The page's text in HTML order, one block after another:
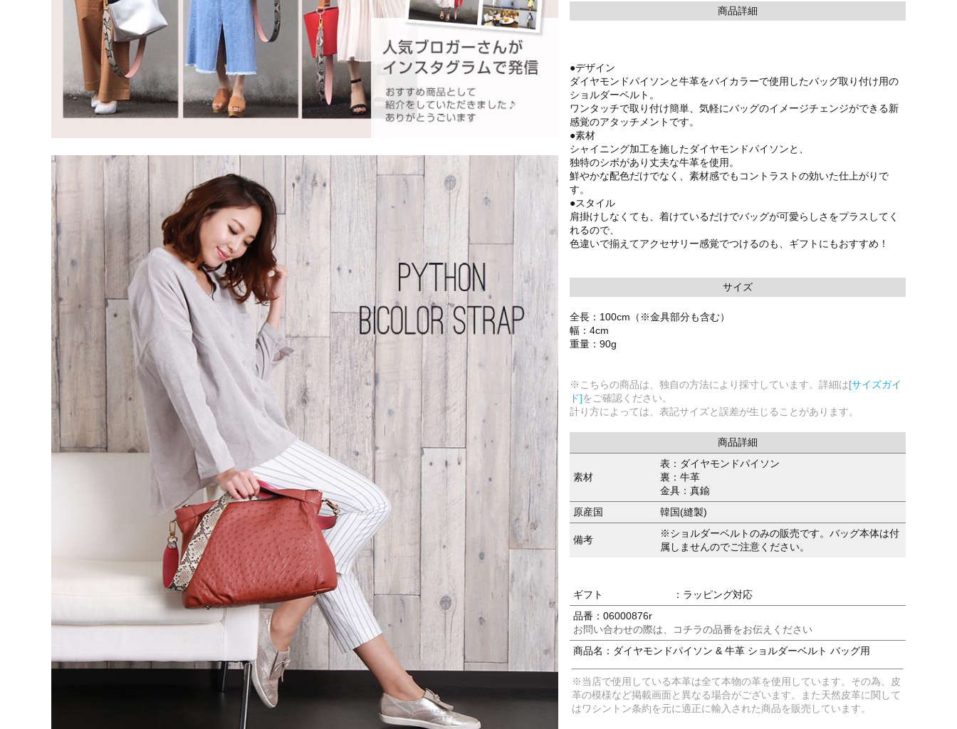
商品詳細
●デザイン
ダイヤモンドパイソンと牛革をバイカラーで使用したバッグ取り付け用の
ショルダーベルト。
ワンタッチで取り付け簡単、気軽にバッグのイメージチェンジができる新
感覚のアタッチメントです。
●素材
シャイニング加工を施したダイヤモンドパイソンと、
独特のシボがあり丈夫な牛革を使用。
鮮やかな配色だけでなく、素材感でもコントラストの効いた仕上がりで
す。
●スタイル
肩掛けしなくても、着けているだけでバッグが可愛らしさをプラスしてく
れるので、
色違いで揃えてアクセサリー感覚でつけるのも、ギフトにもおすすめ！
サイズ
全長：100cm（※金具部分も含む）
幅：4cm
重量：90g
※こちらの商品は、独自の方法により採寸しています。詳細は[サイズガイ
ド]をご確認ください。
計り方によっては、表記サイズと誤差が生じることがあります。
商品詳細
素材
表：ダイヤモンドパイソン
裏：牛革
金具：真鍮
原産国
韓国(縫製)
備考
※ショルダーベルトのみの販売です。バッグ本体は付
属しませんのでご注意ください。
ギフト
：ラッピング対応
品番：06000876r
お問い合わせの際は、コチラの品番をお伝えください
商品名：ダイヤモンドパイソン & 牛革 ショルダーベルト バッグ用
※当店で使用している本革は全て本物の革を使用しています。その為、皮
革の模様など掲載画面と異なる場合がございます。また天然皮革に関して
はワシントン条約を元に適正に輸入された商品を販売しています。